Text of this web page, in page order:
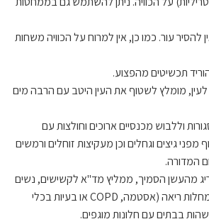
להסיר עור. כמו כן, אין למרוח על הכוויה משחות
תכשיטים מהפצוע.
מומלץ לשטוף את העין היטב עם הרבה מים
וללבוש מכנסיים ארוכים וחולצות עם
מפני גיצים וגחלים וכן מעקיצות זוחלים ורמשים
המדורה.
מהעשן הסמיך, ממליץ מד"א לקשישים, נשים
בהריון, חולי לב, חולים במחלות ריאה (אסטמה, COPD או בעיות בכלי
בבתים עם חלונות מוגפים.